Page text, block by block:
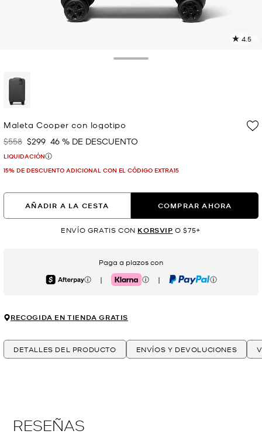
4.5
Maleta Cooper con logotipo
Era
$558 Ahora
$299 46 % DE DESCUENTO
LIQUIDACIÓN
15% DE DESCUENTO ADICIONAL CON EL CÓDIGO EXTRA15
AÑADIR A LA CESTA COMPRAR AHORA
ENVÍO GRATIS CON KORSVIP O $75+
Paga a plazos con
Afterpay | Klarna | PayPal
RECOGIDA EN TIENDA GRATIS
DETALLES DEL PRODUCTO ENVÍOS Y DEVOLUCIONES